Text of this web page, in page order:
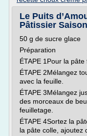
Le Puits
Pâtissier
50 g de sucre glace
Préparation
ÉTAPE 1Pour la pâte
ÉTAPE 2Mélangez
avec la feuille.
ÉTAPE 3Mélangez
des morceaux de
feuilletage.
ÉTAPE 4Sortez la
la pâte colle, ajoutez